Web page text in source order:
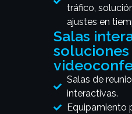
tráfico,
ajustes en
Salas
soluciones
Salas de
interactivas.
Equipamiento